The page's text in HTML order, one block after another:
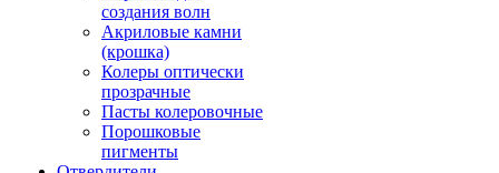
создания волн
Акриловые камни
(крошка)
Колеры оптически
прозрачные
Пасты колеровочные
Порошковые
пигменты